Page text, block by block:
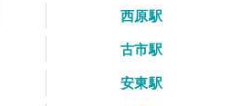
西原駅
古市駅
安東駅